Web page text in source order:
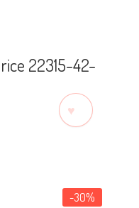
22315-42-
-30%